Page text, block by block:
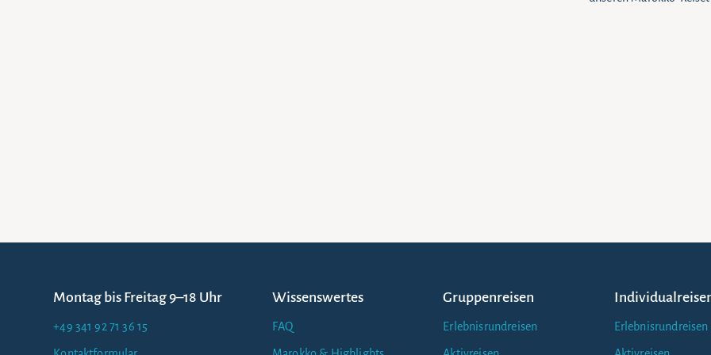
Montag bis Freitag 9–18 Uhr
+49 341 92 71 36 15
Wissenswertes
FAQ
Gruppenreisen
Erlebnisrundreisen Erlebnisrundreisen